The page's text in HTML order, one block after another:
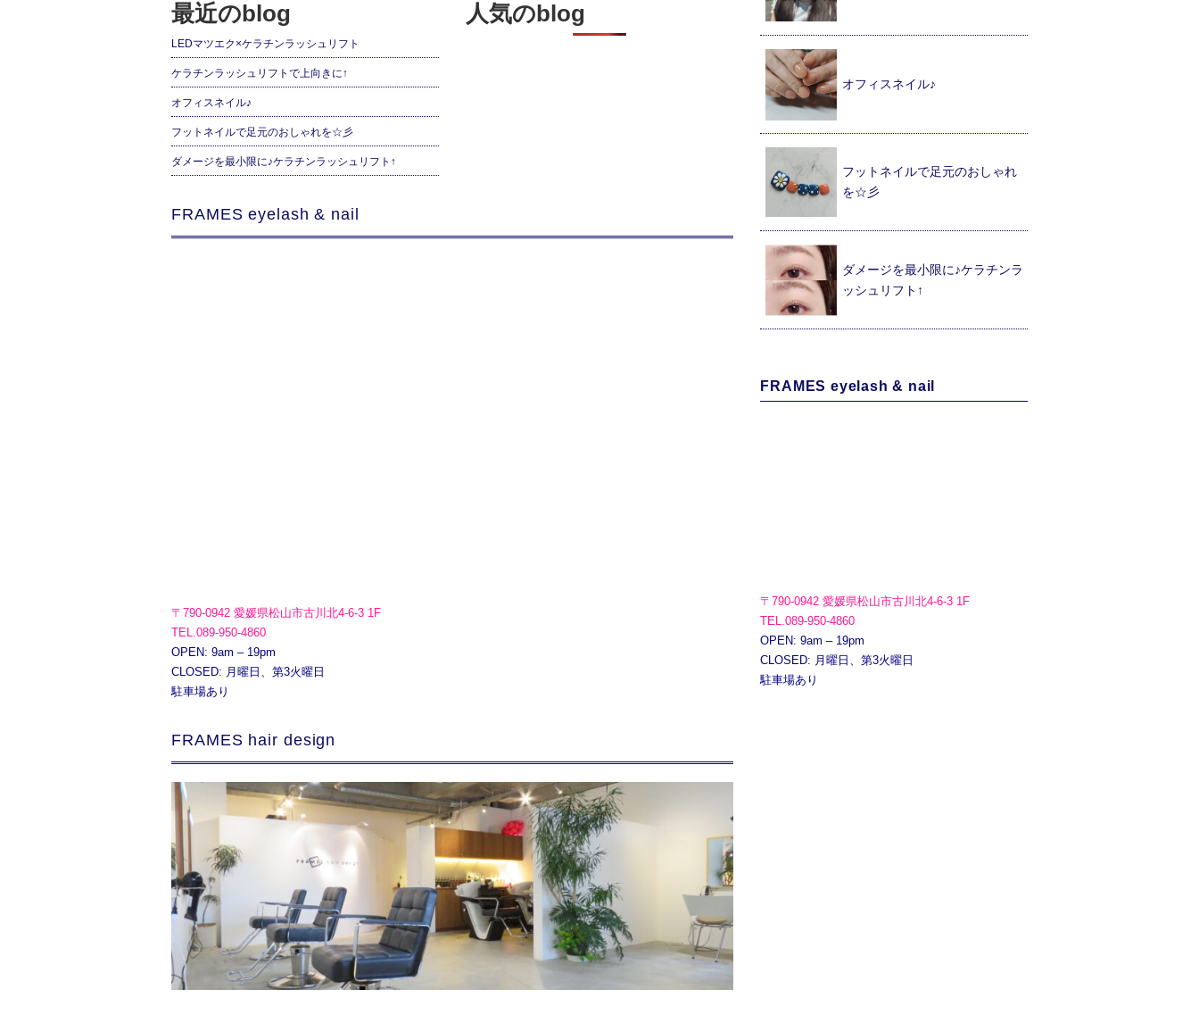
最近のblog
LEDマツエク×ケラチンラッシュリフト
ケラチンラッシュリフトで上向きに↑
オフィスネイル♪
フットネイルで足元のおしゃれを☆彡
ダメージを最小限に♪ケラチンラッシュリフト↑
人気のblog
FRAMES eyelash & nail
〒790-0942 愛媛県松山市古川北4-6-3 1F
TEL.089-950-4860
OPEN: 9am – 19pm
CLOSED: 月曜日、第3火曜日
駐車場あり
FRAMES hair design
オフィスネイル♪
フットネイルで足元のおしゃれ
を☆彡
ダメージを最小限に♪ケラチンラ
ッシュリフト↑
FRAMES eyelash & nail
〒790-0942 愛媛県松山市古川北4-6-3 1F
TEL.089-950-4860
OPEN: 9am – 19pm
CLOSED: 月曜日、第3火曜日
駐車場あり